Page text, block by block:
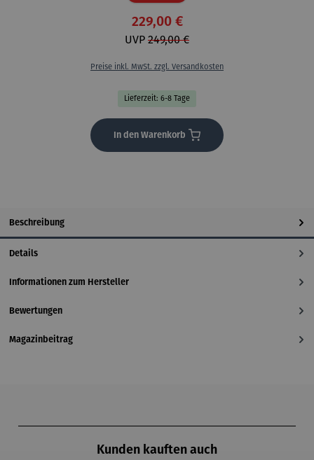
229,00 €
UVP 249,00 €
Preise inkl. MwSt. zzgl. Versandkosten
Lieferzeit: 6-8 Tage
In den Warenkorb
Beschreibung
Details
Informationen zum Hersteller
Bewertungen
Magazinbeitrag
Kunden kauften auch